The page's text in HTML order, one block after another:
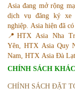
Asia đang mở rộng
dịch vụ đăng ký xe
nghiệp. Asia hiện đã
📍HTX Asia Nha
Yên, HTX Asia Quy
Nam, HTX Asia Đà Lạt
CHÍNH SÁCH
CHÍNH SÁCH ĐẶT